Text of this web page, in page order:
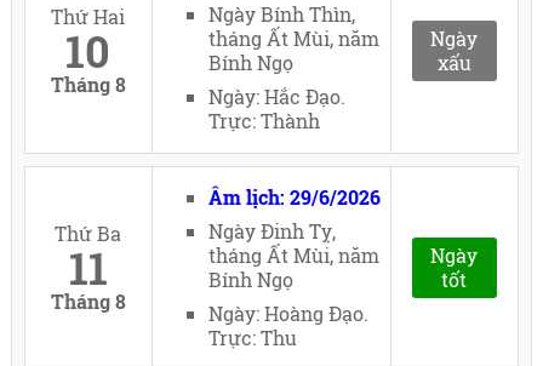
Thứ Hai
10
Tháng 8
Ngày Bính Thìn,
tháng Ất Mùi, năm
Bính Ngọ
Ngày: Hắc Đạo.
Trực: Thành
Ngày
xấu
Thứ Ba
11
Tháng 8
Âm lịch: 29/6/2026
Ngày Đinh Tỵ,
tháng Ất Mùi, năm
Bính Ngọ
Ngày: Hoàng Đạo.
Trực: Thu
Ngày
tốt